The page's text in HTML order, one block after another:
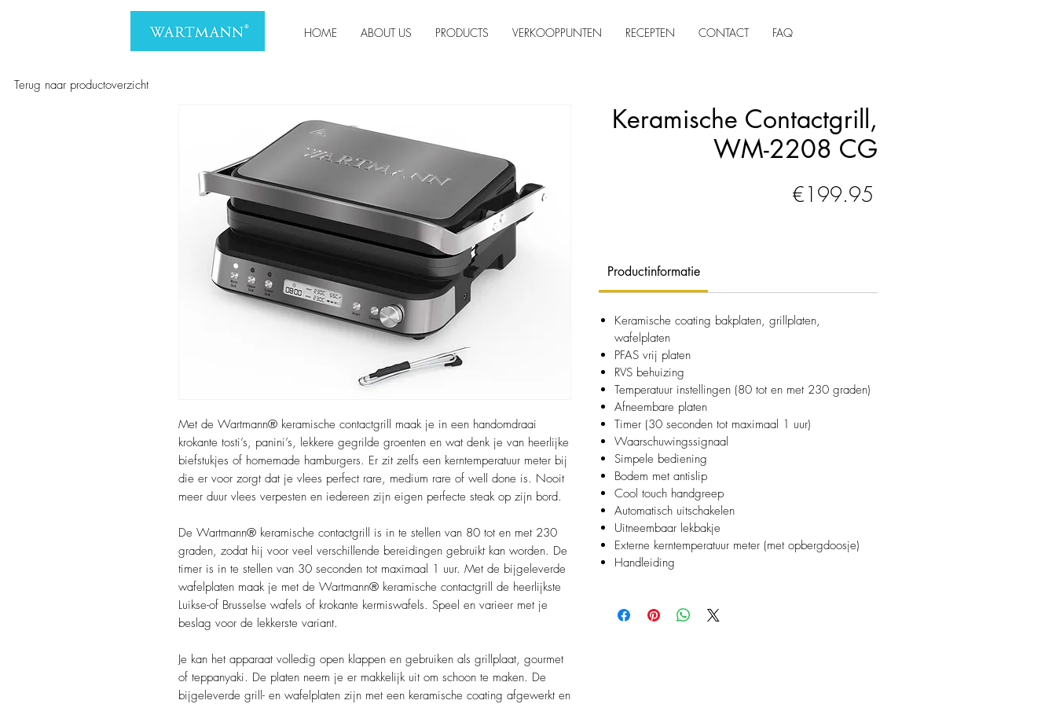
HOME ABOUT US PRODUCTS VERKOOPPUNTEN RECEPTEN CONTACT FAQ
Met de Wartmann® keramische contactgrill maak je in een handomdraai
krokante tosti’s, panini’s, lekkere gegrilde groenten en wat denk je van heerlijke
biefstukjes of homemade hamburgers. Er zit zelfs een kerntemperatuur meter bij
die er voor zorgt dat je vlees perfect rare, medium rare of well done is. Nooit
meer duur vlees verpesten en iedereen zijn eigen perfecte steak op zijn bord.
De Wartmann® keramische contactgrill is in te stellen van 80 tot en met 230
graden, zodat hij voor veel verschillende bereidingen gebruikt kan worden. De
timer is in te stellen van 30 seconden tot maximaal 1 uur. Met de bijgeleverde
wafelplaten maak je met de Wartmann® keramische contactgrill de heerlijkste
Luikse-of Brusselse wafels of krokante kermiswafels. Speel en varieer met je
beslag voor de lekkerste variant.
Je kan het apparaat volledig open klappen en gebruiken als grillplaat, gourmet
of teppanyaki. De platen neem je er makkelijk uit om schoon te maken. De
bijgeleverde grill- en wafelplaten zijn met een keramische coating afgewerkt en
Keramische Contactgrill,
WM-2208 CG
€199.95
Productinformatie
Keramische coating bakplaten, grillplaten,
wafelplaten
PFAS vrij platen
RVS behuizing
Temperatuur instellingen (80 tot en met 230 graden)
Afneembare platen
Timer (30 seconden tot maximaal 1 uur)
Waarschuwingssignaal
Simpele bediening
Bodem met antislip
Cool touch handgreep
Automatisch uitschakelen
Uitneembaar lekbakje
Externe kerntemperatuur meter (met opbergdoosje)
Handleiding
Terug naar productoverzicht